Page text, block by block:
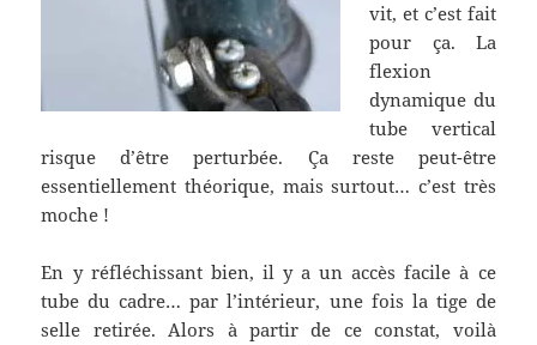
vit, et c’est fait
pour ça. La
flexion
dynamique du
tube vertical
risque d’être perturbée. Ça reste peut-être
essentiellement théorique, mais surtout… c’est très
moche !
En y réfléchissant bien, il y a un accès facile à ce
tube du cadre… par l’intérieur, une fois la tige de
selle retirée. Alors à partir de ce constat, voilà